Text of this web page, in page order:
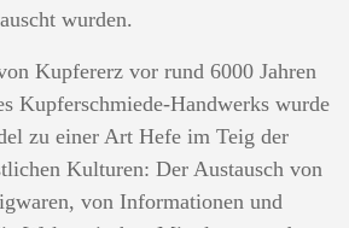
wurden.
Kupfererz vor rund 6000 Jahren
Kupferschmiede-Handwerks wurde
zu einer Art Hefe im Teig der
Kulturen: Der Austausch von
von Informationen und